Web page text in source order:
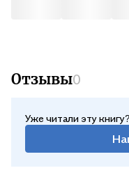
Отзывы0
Уже читали эту